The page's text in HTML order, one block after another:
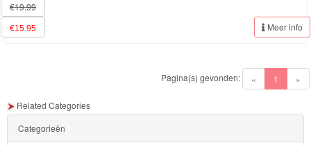
€19.99
€15.95 Meer info
« 1 (current)
»
Pagina(s) gevonden:
Related Categories
Categorieën